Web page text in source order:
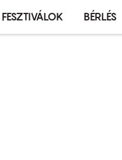
FESZTIVÁLOK BÉRLÉS